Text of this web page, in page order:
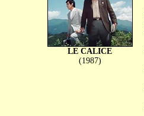
LE CALICE
(1987)